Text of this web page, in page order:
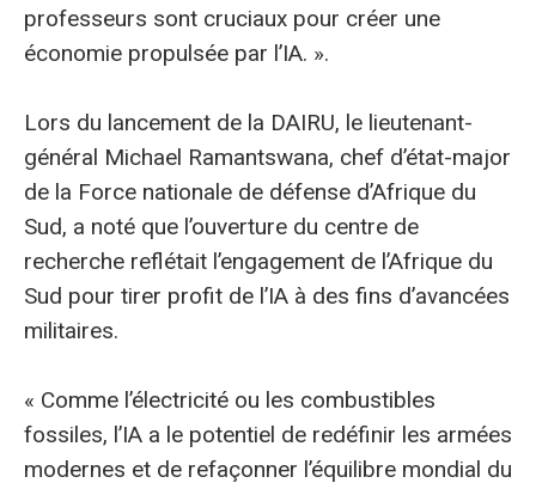
professeurs sont cruciaux pour créer une
économie propulsée par l’IA. ».
Lors du lancement de la DAIRU, le lieutenant-
général Michael Ramantswana, chef d’état-major
de la Force nationale de défense d’Afrique du
Sud, a noté que l’ouverture du centre de
recherche reflétait l’engagement de l’Afrique du
Sud pour tirer profit de l’IA à des fins d’avancées
militaires.
« Comme l’électricité ou les combustibles
fossiles, l’IA a le potentiel de redéfinir les armées
modernes et de refaçonner l’équilibre mondial du